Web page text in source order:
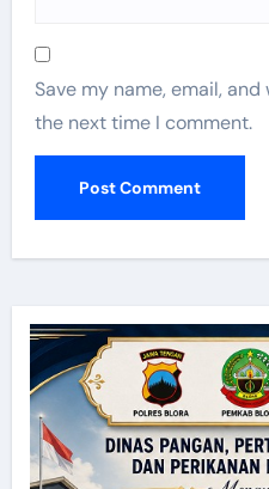
Save my name, email,
the next time I comment.